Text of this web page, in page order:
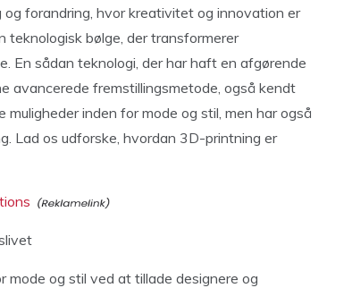
forandring, hvor kreativitet og innovation er
teknologisk bølge, der transformerer
En sådan teknologi, der har haft en afgørende
avancerede fremstillingsmetode, også kendt
inden for mode og stil, men har også
Lad os udforske, hvordan 3D-printning er
og stil ved at tillade designere og